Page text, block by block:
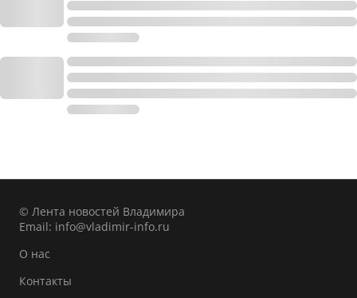
© Лента новостей Владимира
Email: info@vladimir-info.ru
О нас
Контакты